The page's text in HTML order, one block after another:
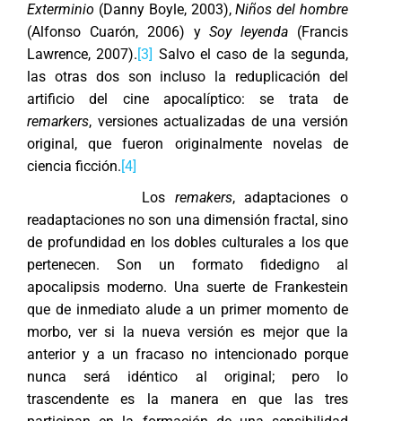
Exterminio (Danny Boyle, 2003),Niños del hombre
(Alfonso Cuarón, 2006) ySoy leyenda (Francis
Lawrence, 2007).[3] Salvo el caso de la segunda,
las otras dos son incluso la reduplicación del
artificio del cine apocalíptico: se trata de
remarkers, versiones actualizadas de una versión
original, que fueron originalmente novelas de
ciencia ficción.[4]
Los remakers, adaptaciones o
readaptaciones no son una dimensión fractal, sino
de profundidad en los dobles culturales a los que
pertenecen. Son un formato fidedigno al
apocalipsis moderno. Una suerte de Frankestein
que de inmediato alude a un primer momento de
morbo, ver si la nueva versión es mejor que la
anterior y a un fracaso no intencionado porque
nunca será idéntico al original; pero lo
trascendente es la manera en que las tres